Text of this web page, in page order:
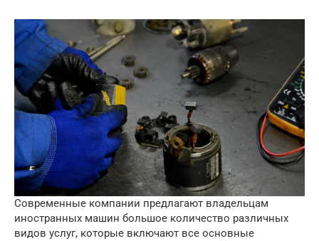
Современные компании предлагают владельцам
иностранных машин большое количество различных
видов услуг, которые включают все основные